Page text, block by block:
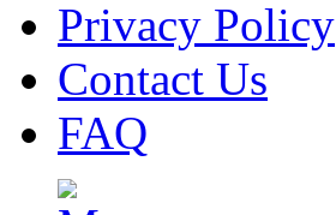
Privacy Policy
Contact Us
FAQ